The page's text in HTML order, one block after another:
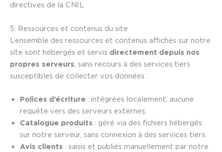
directives de la CNIL.
5. Ressources et contenus du site
L’ensemble des ressources et contenus affichés sur notre
site sont hébergés et servis directement depuis nos
propres serveurs, sans recours à des services tiers
susceptibles de collecter vos données :
Polices d’écriture : intégrées localement, aucune
requête vers des serveurs externes.
Catalogue produits : géré via des fichiers hébergés
sur notre serveur, sans connexion à des services tiers.
Avis clients : saisis et publiés manuellement par notre